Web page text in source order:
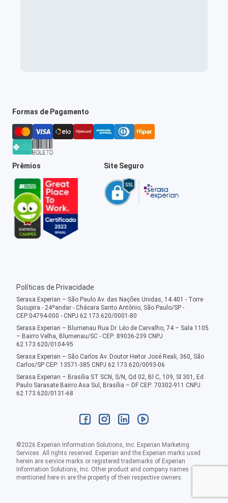
Formas de Pagamento
Prêmios Site Seguro
Políticas de Privacidade
Serasa Experian – São Paulo Av. das Nações Unidas, 14.401 - Torre
Sucupira - 24ºandar - Chácara Santo Antônio, São Paulo/SP -
CEP:04794-000 - CNPJ 62.173.620/0001-80
Serasa Experian – Blumenau Rua Dr. Léo de Carvalho, 74 – Sala 1105
– Bairro Velha, Blumenau/SC - CEP: 89036-239 CNPJ
62.173.620/0104-95
Serasa Experian – São Carlos Av. Doutor Heitor José Reali, 360, São
Carlos/SP CEP: 13571-385 CNPJ 62.173.620/0093-06
Serasa Experian – Brasília ST SCN, S/N, Qd 02, Bl C, 109, Sl 301, Ed.
Paulo Sarasate Bairro Asa Sul, Brasília – DF CEP: 70302-911 CNPJ
62.173.620/0131-68
©2026 Experian Information Solutions, Inc. Experian Marketing
Services. All rights reserved. Experian and the Experian marks used
herein are service marks or registered trademarks of Experian
Information Solutions, Inc. Other product and company names
mentioned here in are the property of their respective owners.